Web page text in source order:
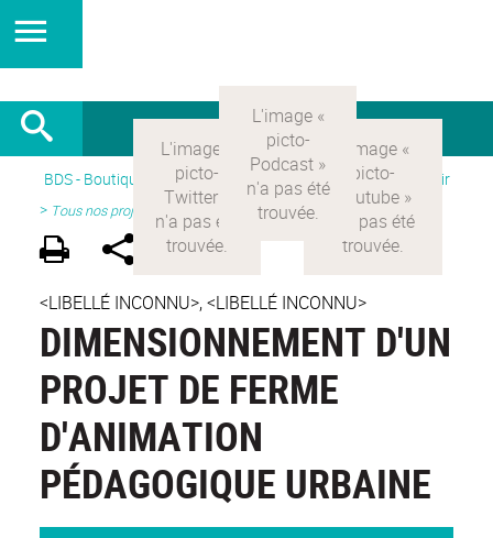
BDS - Boutique des sciences Version Française> Découvrir
> Tous nos projets
<LIBELLÉ INCONNU>, <LIBELLÉ INCONNU>
DIMENSIONNEMENT D'UN
PROJET DE FERME
D'ANIMATION
PÉDAGOGIQUE URBAINE